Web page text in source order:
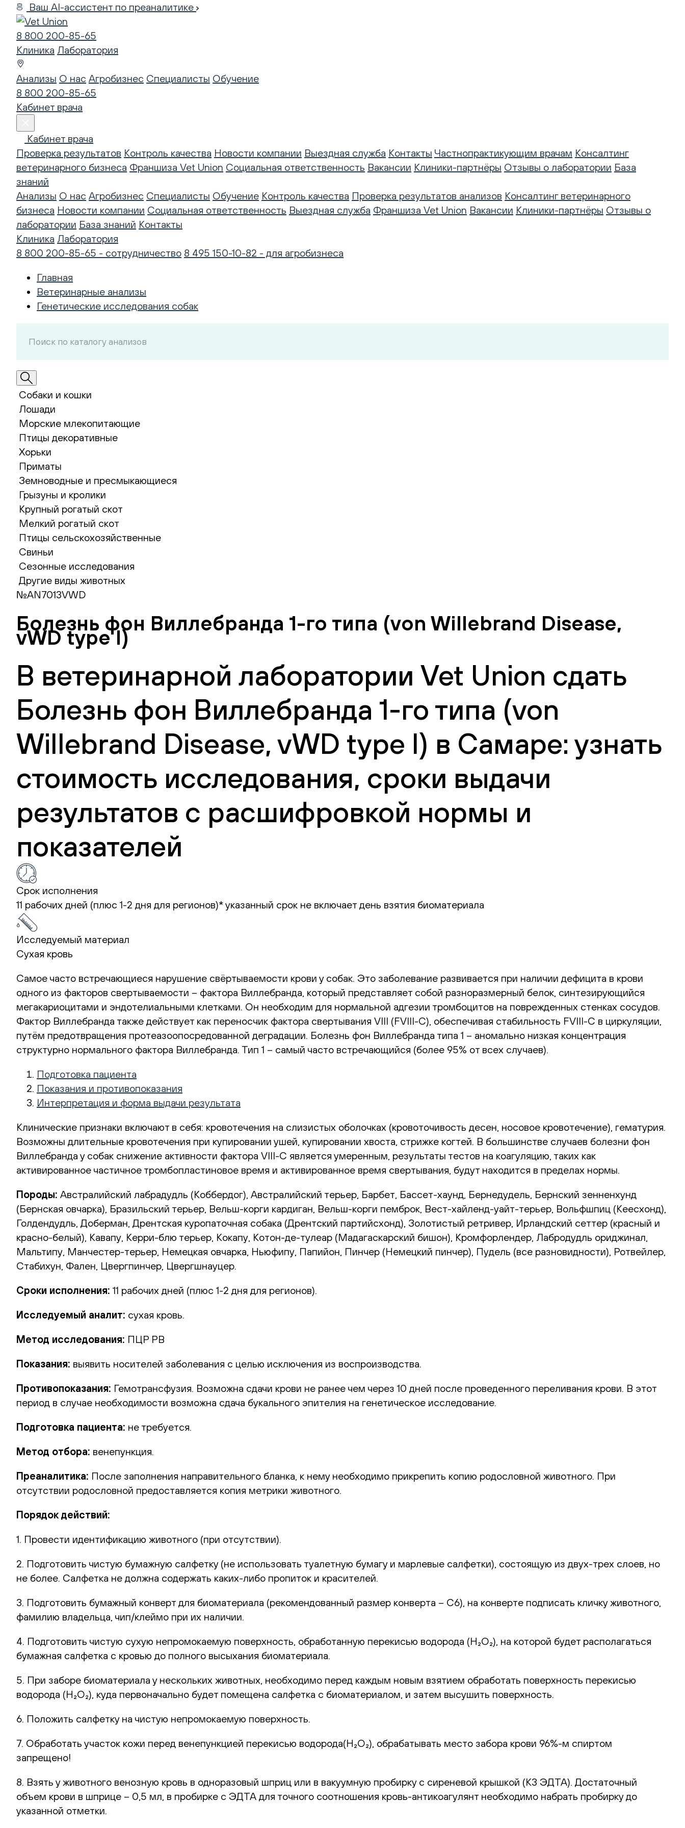
Ваш AI-ассистент по преаналитике
8 800 200-85-65
Клиника Лаборатория
Анализы О нас Агробизнес Специалисты Обучение
8 800 200-85-65
Кабинет врача
Кабинет врача
Проверка результатов Контроль качества Новости компании Выездная служба Контакты Частнопрактикующим врачам Консалтинг
ветеринарного бизнеса Франшиза Vet Union Социальная ответственность Вакансии Клиники-партнёры Отзывы о лаборатории База
знаний
Анализы О нас Агробизнес Специалисты Обучение Контроль качества Проверка результатов анализов Консалтинг ветеринарного
бизнеса Новости компании Социальная ответственность Выездная служба Франшиза Vet Union Вакансии Клиники-партнёры Отзывы о
лаборатории База знаний Контакты
Клиника Лаборатория
8 800 200-85-65 - сотрудничество 8 495 150-10-82 - для агробизнеса
Главная
Ветеринарные анализы
Генетические исследования собак
Собаки и кошки
Лошади
Морские млекопитающие
Птицы декоративные
Хорьки
Приматы
Земноводные и пресмыкающиеся
Грызуны и кролики
Крупный рогатый скот
Мелкий рогатый скот
Птицы сельскохозяйственные
Свиньи
Сезонные исследования
Другие виды животных
№AN7013VWD
Болезнь фон Виллебранда 1-го типа (von Willebrand Disease,
vWD type I)
В ветеринарной лаборатории Vet Union сдать
Болезнь фон Виллебранда 1-го типа (von
Willebrand Disease, vWD type I) в Самаре: узнать
стоимость исследования, сроки выдачи
результатов с расшифровкой нормы и
показателей
Срок исполнения
11 рабочих дней (плюс 1-2 дня для регионов)*указанный срок не включает день взятия биоматериала
Исследуемый материал
Сухая кровь
Cамое часто встречающиеся нарушение свёртываемости крови у собак. Это заболевание развивается при наличии дефицита в крови
одного из факторов свертываемости – фактора Виллебранда, который представляет собой разноразмерный белок, синтезирующийся
мегакариоцитами и эндотелиальными клетками. Он необходим для нормальной адгезии тромбоцитов на поврежденных стенках сосудов.
Фактор Виллебранда также действует как переносчик фактора свертывания VIII (FVIII-C), обеспечивая стабильность FVIII-C в циркуляции,
путём предотвращения протеазоопосредованной деградации. Болезнь фон Виллебранда типа 1 – аномально низкая концентрация
структурно нормального фактора Виллебранда. Тип 1 – самый часто встречающийся (более 95% от всех случаев).
Подготовка пациента
Показания и противопоказания
Интерпретация и форма выдачи результата
Клинические признаки включают в себя: кровотечения на слизистых оболочках (кровоточивость десен, носовое кровотечение), гематурия.
Возможны длительные кровотечения при купировании ушей, купировании хвоста, стрижке когтей. В большинстве случаев болезни фон
Виллебранда у собак снижение активности фактора VIII-C является умеренным, результаты тестов на коагуляцию, таких как
активированное частичное тромбопластиновое время и активированное время свертывания, будут находится в пределах нормы.
Породы: Австралийский лабрадудль (Коббердог), Австралийский терьер, Барбет, Бассет-хаунд, Бернедудель, Бернский зенненхунд
(Бернская овчарка), Бразильский терьер, Вельш-корги кардиган, Вельш-корги пемброк, Вест-хайленд-уайт-терьер, Вольфшпиц (Кеесхонд),
Голдендудль, Доберман, Дрентская куропаточная собака (Дрентский партийсхонд), Золотистый ретривер, Ирландский сеттер (красный и
красно-белый), Кавапу, Керри-блю терьер, Кокапу, Котон-де-тулеар (Мадагаскарский бишон), Кромфорлендер, Лабродудль ориджинал,
Мальтипу, Манчестер-терьер, Немецкая овчарка, Ньюфипу, Папийон, Пинчер (Немецкий пинчер), Пудель (все разновидности), Ротвейлер,
Стабихун, Фален, Цвергпинчер, Цвергшнауцер.
Сроки исполнения: 11 рабочих дней (плюс 1-2 дня для регионов).
Исследуемый аналит: сухая кровь.
Метод исследования: ПЦР РВ
Показания: выявить носителей заболевания с целью исключения из воспроизводства.
Противопоказания: Гемотрансфузия. Возможна сдачи крови не ранее чем через 10 дней после проведенного переливания крови. В этот
период в случае необходимости возможна сдача букального эпителия на генетическое исследование.
Подготовка пациента: не требуется.
Метод отбора: венепункция.
Преаналитика: После заполнения направительного бланка, к нему необходимо прикрепить копию родословной животного. При
отсутствии родословной предоставляется копия метрики животного.
Порядок действий:
1. Провести идентификацию животного (при отсутствии).
2. Подготовить чистую бумажную салфетку (не использовать туалетную бумагу и марлевые салфетки), состоящую из двух-трех слоев, но
не более. Салфетка не должна содержать каких-либо пропиток и красителей.
3. Подготовить бумажный конверт для биоматериала (рекомендованный размер конверта – С6), на конверте подписать кличку животного,
фамилию владельца, чип/клеймо при их наличии.
4. Подготовить чистую сухую непромокаемую поверхность, обработанную перекисью водорода (H₂O₂), на которой будет располагаться
бумажная салфетка с кровью до полного высыхания биоматериала.
5. При заборе биоматериала у нескольких животных, необходимо перед каждым новым взятием обработать поверхность перекисью
водорода (H₂O₂), куда первоначально будет помещена салфетка с биоматериалом, и затем высушить поверхность.
6. Положить салфетку на чистую непромокаемую поверхность.
7. Обработать участок кожи перед венепункцией перекисью водорода(H₂O₂), обрабатывать место забора крови 96%-м спиртом
запрещено!
8. Взять у животного венозную кровь в одноразовый шприц или в вакуумную пробирку с сиреневой крышкой (К3 ЭДТА). Достаточный
объем крови в шприце – 0,5 мл, в пробирке с ЭДТА для точного соотношения кровь-антикоагулянт необходимо набрать пробирку до
указанной отметки.